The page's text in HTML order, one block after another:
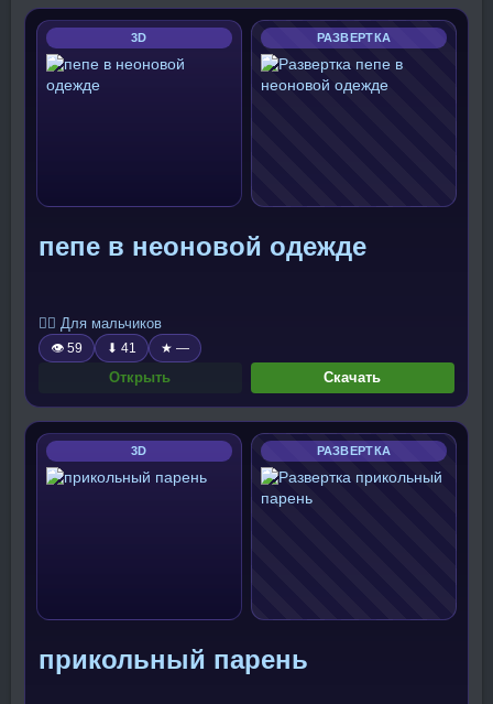
3D РАЗВЕРТКА
пепе в неоновой одежде
🧍‍♂️ Для мальчиков
👁 59 ⬇ 41 ★ —
Открыть Скачать
3D РАЗВЕРТКА
прикольный парень